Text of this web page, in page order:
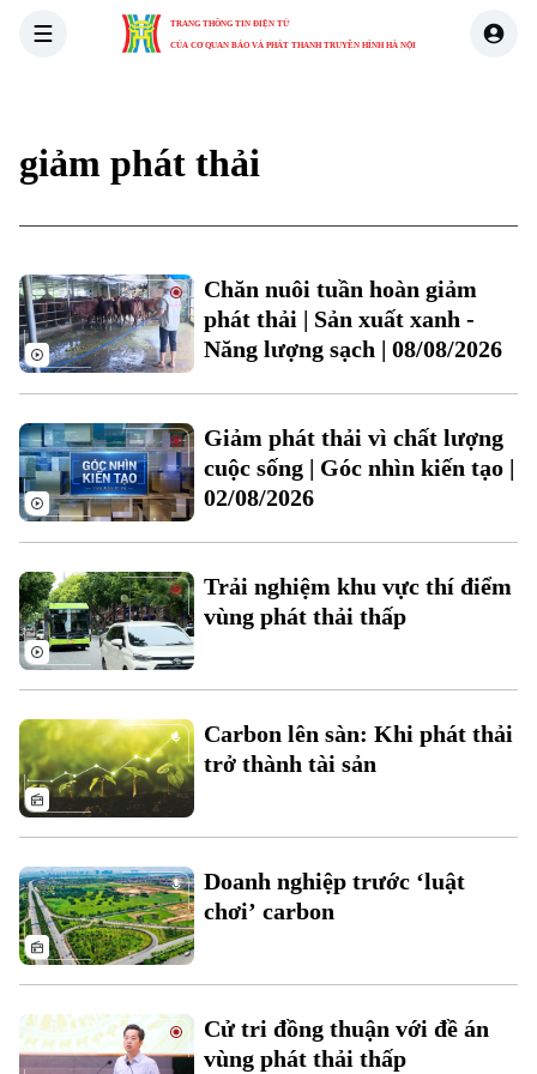
TRANG THÔNG TIN ĐIỆN TỬ
CỦA CƠ QUAN BÁO VÀ PHÁT THANH TRUYỀN HÌNH HÀ NỘI
Xu hướng
giảm phát thải
Chăn nuôi tuần hoàn giảm
phát thải | Sản xuất xanh -
Năng lượng sạch | 08/08/2026
Giảm phát thải vì chất lượng
cuộc sống | Góc nhìn kiến tạo |
02/08/2026
Trải nghiệm khu vực thí điểm
vùng phát thải thấp
Carbon lên sàn: Khi phát thải
trở thành tài sản
Doanh nghiệp trước ‘luật
chơi’ carbon
Cử tri đồng thuận với đề án
vùng phát thải thấp